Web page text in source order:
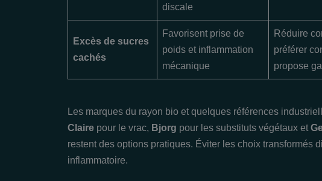
discale
Excès de sucres
cachés
Favorisent prise de
poids et inflammation
mécanique
Réduire
préférer
propose
Les marques du rayon bio et quelques références
Claire pour le vrac, Bjorg pour les substituts végétaux et
restent des options pratiques. Éviter les choix transformés
inflammatoire.